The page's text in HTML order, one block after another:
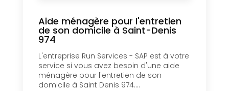
Aide ménagère pour l'entretien
de son domicile à Saint-Denis
974
L'entreprise Run Services - SAP est à votre
service si vous avez besoin d'une aide
ménagère pour l'entretien de son
domicile à Saint Denis 974....